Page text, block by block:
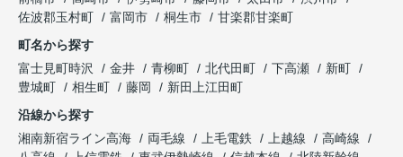
佐波郡玉村町
富岡市 桐生市
甘楽郡甘楽町
町名から探す
富士見町時沢
金井 青柳町 北代田町 下高瀬
新町
豊城町
相生町 藤岡
新田上江田町
沿線から探す
湘南新宿ライン高海
両毛線 上毛電鉄 上越線
高崎線